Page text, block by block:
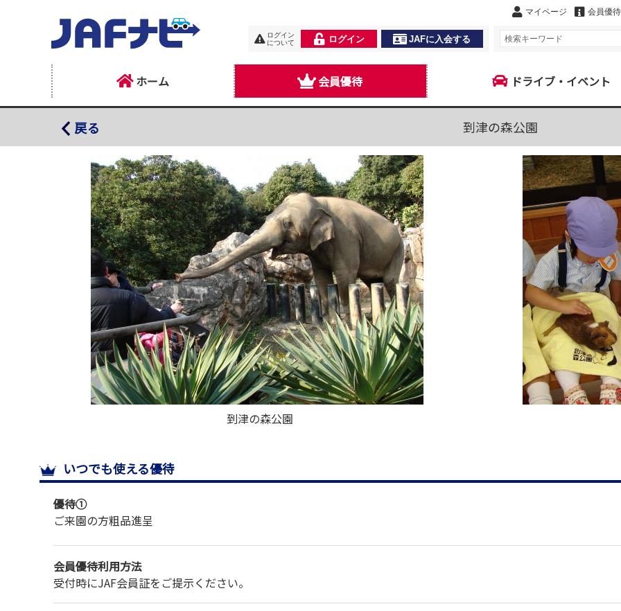
マイページ 会員優
ログイン
について
ログイン JAFに入会する
ホーム 会員優待 ドライブ・イベント
戻る 到津の森公園
到津の森公園
到津の森公園
いつでも使える優待
優待①
ご来園の方粗品進呈
会員優待利用方法
受付時にJAF会員証をご提示ください。